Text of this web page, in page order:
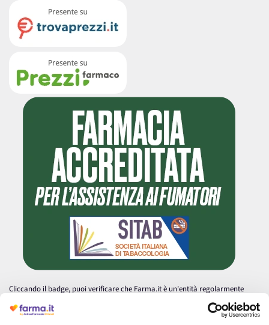
Cliccando il badge, puoi verificare che Farma.it è un'entità regolarmente
autorizzata dal Ministero della Salute a effettuare la vendita online di
medicinali.